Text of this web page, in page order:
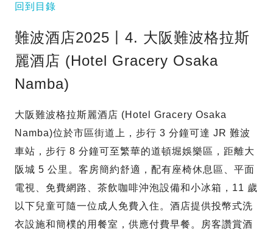
回到目錄
難波酒店2025丨4. 大阪難波格拉斯
麗酒店 (Hotel Gracery Osaka
Namba)
大阪難波格拉斯麗酒店 (Hotel Gracery Osaka
Namba)位於市區街道上，步行 3 分鐘可達 JR 難波
車站，步行 8 分鐘可至繁華的道頓堀娛樂區，距離大
阪城 5 公里。客房簡約舒適，配有座椅休息區、平面
電視、免費網路、茶飲咖啡沖泡設備和小冰箱，11 歲
以下兒童可隨一位成人免費入住。酒店提供投幣式洗
衣設施和簡樸的用餐室，供應付費早餐。房客讚賞酒